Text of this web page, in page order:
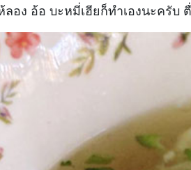
ลอง อ้อ บะหมี่เฮียก็ทำเองนะค